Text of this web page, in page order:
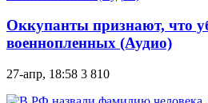
Оккупанты признают, что
военнопленных (Аудио)
27-апр, 18:58 3 810